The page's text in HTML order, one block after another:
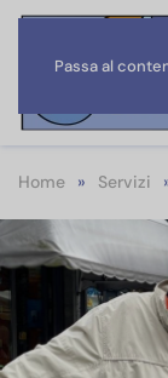
Passa al
Home Servizi